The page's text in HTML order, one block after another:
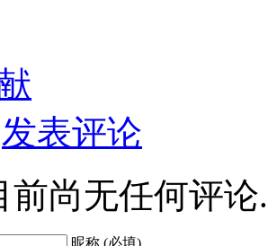
发表评论
前尚无任何评论.
昵称 (必填)